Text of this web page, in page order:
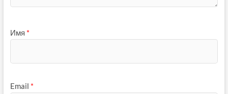
Имя *
Email *